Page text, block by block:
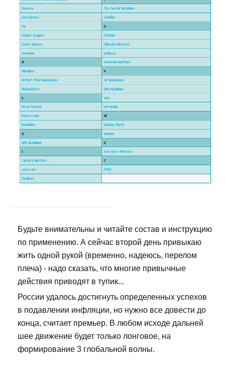
Будьте внимательны и читайте состав и инструкцию
по применению. А сейчас второй день привыкаю
жить одной рукой (временно, надеюсь, перелом
плеча) - надо сказать, что многие привычные
действия приводят в тупик...
России удалось достигнуть определенных успехов
в подавлении инфляции, но нужно все довести до
конца, считает премьер. В любом исходе дальней
шее движение будет только лонговое, на
формирование 3 глобальной волны.